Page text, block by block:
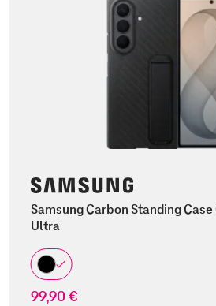
Samsung Carbon Standing
Ultra
99,90 €